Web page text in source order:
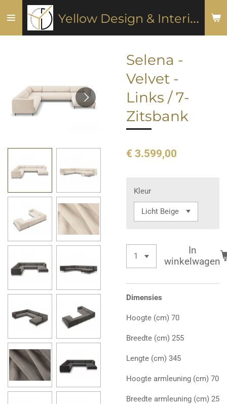
direct
naar
Y
ellow Design & Interiors
Selena -
Velvet -
Links / 7-
Zitsbank
€ 3.599,00
Kleur
In
winkelwagen
Dimensies
Hoogte (cm) 70
Breedte (cm) 255
Lengte (cm) 345
Hoogte armleuning (cm) 70
Breedte armleuning (cm) 25